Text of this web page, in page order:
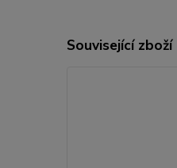
Související zboží